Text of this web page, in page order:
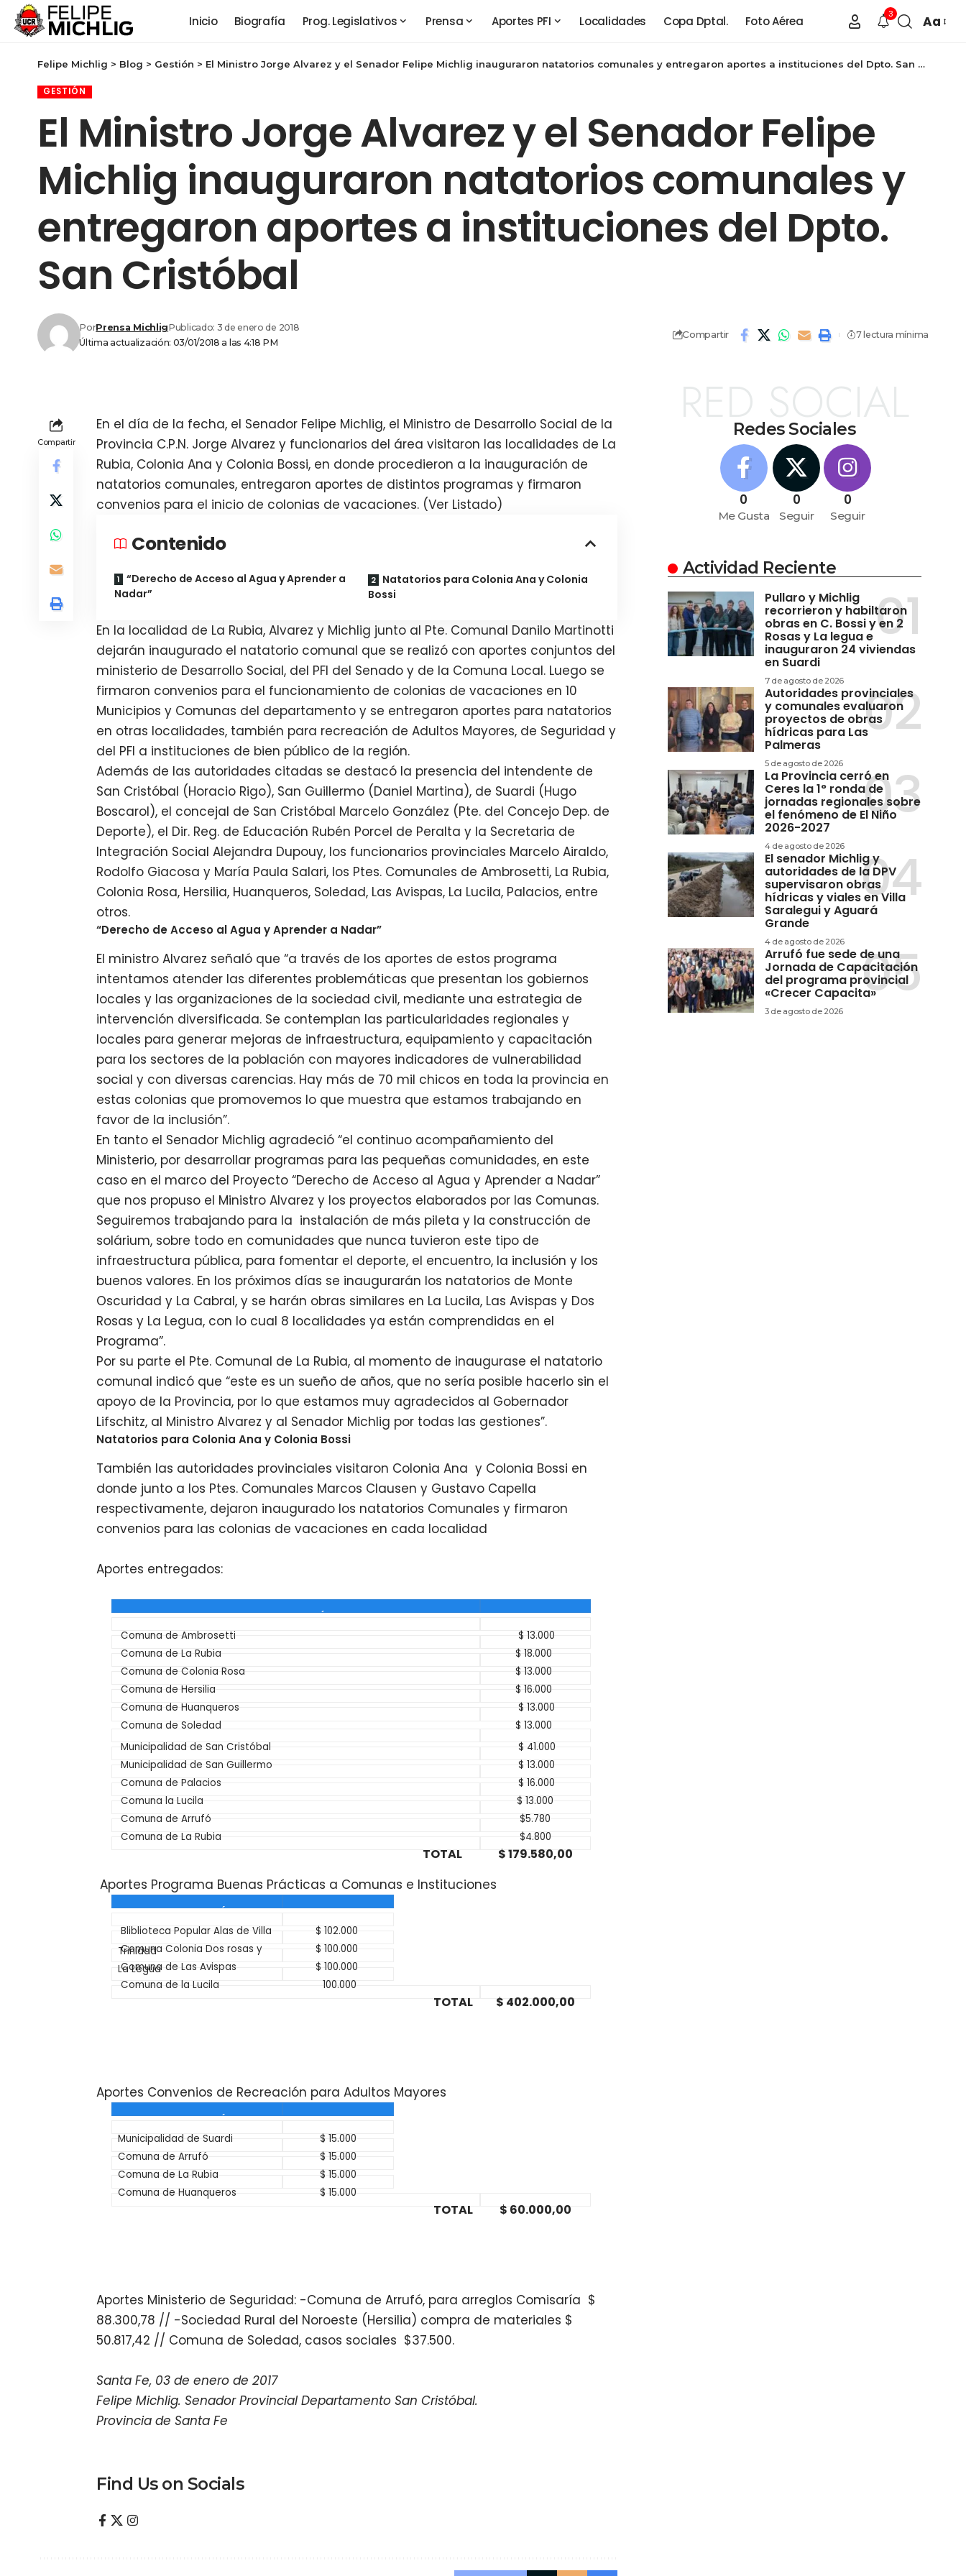
Inicio Biografía Prog. Legislativos Prensa Aportes PFI Localidades Copa Dptal. Foto Aérea
3 Aa
Felipe Michlig > Blog > Gestión > El Ministro Jorge Alvarez y el Senador Felipe Michlig inauguraron natatorios comunales y entregaron aportes a instituciones del Dpto. San Cristóbal
GESTIÓN
El Ministro Jorge Alvarez y el Senador Felipe
Michlig inauguraron natatorios comunales y
entregaron aportes a instituciones del Dpto.
San Cristóbal
Última actualización: 03/01/2018 a las 4:18 PM
PorPrensa MichligPublicado: 3 de enero de 2018
Compartir 7 lectura mínima
Compartir
En el día de la fecha, el Senador Felipe Michlig, el Ministro de Desarrollo Social de la
Provincia C.P.N. Jorge Alvarez y funcionarios del área visitaron las localidades de La
Rubia, Colonia Ana y Colonia Bossi, en donde procedieron a la inauguración de
natatorios comunales, entregaron aportes de distintos programas y firmaron
convenios para el inicio de colonias de vacaciones. (Ver Listado)
Contenido
“Derecho de Acceso al Agua y Aprender a
Nadar”
Natatorios para Colonia Ana y Colonia
Bossi
En la localidad de La Rubia, Alvarez y Michlig junto al Pte. Comunal Danilo Martinotti
dejarán inaugurado el natatorio comunal que se realizó con aportes conjuntos del
ministerio de Desarrollo Social, del PFI del Senado y de la Comuna Local. Luego se
firmaron convenios para el funcionamiento de colonias de vacaciones en 10
Municipios y Comunas del departamento y se entregaron aportes para natatorios
en otras localidades, también para recreación de Adultos Mayores, de Seguridad y
del PFI a instituciones de bien público de la región.
Además de las autoridades citadas se destacó la presencia del intendente de
San Cristóbal (Horacio Rigo), San Guillermo (Daniel Martina), de Suardi (Hugo
Boscarol), el concejal de San Cristóbal Marcelo González (Pte. del Concejo Dep. de
Deporte), el Dir. Reg. de Educación Rubén Porcel de Peralta y la Secretaria de
Integración Social Alejandra Dupouy, los funcionarios provinciales Marcelo Airaldo,
Rodolfo Giacosa y María Paula Salari, los Ptes. Comunales de Ambrosetti, La Rubia,
Colonia Rosa, Hersilia, Huanqueros, Soledad, Las Avispas, La Lucila, Palacios, entre
otros.
“Derecho de Acceso al Agua y Aprender a Nadar”
El ministro Alvarez señaló que “a través de los aportes de estos programa
intentamos atender las diferentes problemáticas que presentan los gobiernos
locales y las organizaciones de la sociedad civil, mediante una estrategia de
intervención diversificada. Se contemplan las particularidades regionales y
locales para generar mejoras de infraestructura, equipamiento y capacitación
para los sectores de la población con mayores indicadores de vulnerabilidad
social y con diversas carencias. Hay más de 70 mil chicos en toda la provincia en
estas colonias que promovemos lo que muestra que estamos trabajando en
favor de la inclusión”.
En tanto el Senador Michlig agradeció “el continuo acompañamiento del
Ministerio, por desarrollar programas para las pequeñas comunidades, en este
caso en el marco del Proyecto “Derecho de Acceso al Agua y Aprender a Nadar”
que nos propuso el Ministro Alvarez y los proyectos elaborados por las Comunas.
Seguiremos trabajando para la instalación de más pileta y la construcción de
solárium, sobre todo en comunidades que nunca tuvieron este tipo de
infraestructura pública, para fomentar el deporte, el encuentro, la inclusión y los
buenos valores. En los próximos días se inaugurarán los natatorios de Monte
Oscuridad y La Cabral, y se harán obras similares en La Lucila, Las Avispas y Dos
Rosas y La Legua, con lo cual 8 localidades ya están comprendidas en el
Programa”.
Por su parte el Pte. Comunal de La Rubia, al momento de inaugurase el natatorio
comunal indicó que “este es un sueño de años, que no sería posible hacerlo sin el
apoyo de la Provincia, por lo que estamos muy agradecidos al Gobernador
Lifschitz, al Ministro Alvarez y al Senador Michlig por todas las gestiones”.
Natatorios para Colonia Ana y Colonia Bossi
También las autoridades provinciales visitaron Colonia Ana y Colonia Bossi en
donde junto a los Ptes. Comunales Marcos Clausen y Gustavo Capella
respectivamente, dejaron inaugurado los natatorios Comunales y firmaron
convenios para las colonias de vacaciones en cada localidad
Aportes entregados:
INSTITUCIÓN MONTO
Comuna de Ambrosetti
$ 13.000
Comuna de La Rubia
$ 18.000
Comuna de Colonia Rosa
$ 13.000
Comuna de Hersilia
$ 16.000
Comuna de Huanqueros
$ 13.000
Comuna de Soledad
$ 13.000
Municipalidad de San Cristóbal
$ 41.000
Municipalidad de San Guillermo
$ 13.000
Comuna de Palacios
$ 16.000
Comuna la Lucila
$ 13.000
Comuna de Arrufó
$5.780
Comuna de La Rubia
$4.800
TOTAL $ 179.580,00
Aportes Programa Buenas Prácticas a Comunas e Instituciones
INSTITUCIÓN MONTO
Bliblioteca Popular Alas de Villa
Trinidad
$ 102.000
Comuna Colonia Dos rosas y
La Legua
$ 100.000
Comuna de Las Avispas
$ 100.000
Comuna de la Lucila
100.000
TOTAL $ 402.000,00
Aportes Convenios de Recreación para Adultos Mayores
INSTITUCIÓN MONTO
Municipalidad de Suardi
$ 15.000
Comuna de Arrufó
$ 15.000
Comuna de La Rubia
$ 15.000
Comuna de Huanqueros
$ 15.000
TOTAL $ 60.000,00
Aportes Ministerio de Seguridad: -Comuna de Arrufó, para arreglos Comisaría $
88.300,78 // -Sociedad Rural del Noroeste (Hersilia) compra de materiales $
50.817,42 // Comuna de Soledad, casos sociales $37.500.
Santa Fe, 03 de enero de 2017
Felipe Michlig. Senador Provincial Departamento San Cristóbal.
Provincia de Santa Fe
Find Us on Socials
Redes Sociales
RED SOCIAL
0
Me Gusta
0
Seguir
0
Seguir
Actividad Reciente
Pullaro y Michlig
recorrieron y habiltaron
obras en C. Bossi y en 2
Rosas y La legua e
inauguraron 24 viviendas
en Suardi
7 de agosto de 2026
Autoridades provinciales
y comunales evaluaron
proyectos de obras
hídricas para Las
Palmeras
5 de agosto de 2026
La Provincia cerró en
Ceres la 1° ronda de
jornadas regionales sobre
el fenómeno de El Niño
2026-2027
4 de agosto de 2026
El senador Michlig y
autoridades de la DPV
supervisaron obras
hídricas y viales en Villa
Saralegui y Aguará
Grande
4 de agosto de 2026
Arrufó fue sede de una
Jornada de Capacitación
del programa provincial
«Crecer Capacita»
3 de agosto de 2026